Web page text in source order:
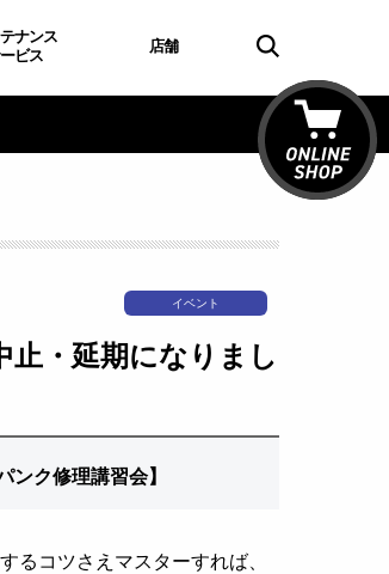
ナンス
ビス
店舗
イベント
・延期になりまし
ク修理講習会】
るコツさえマスターすれば、